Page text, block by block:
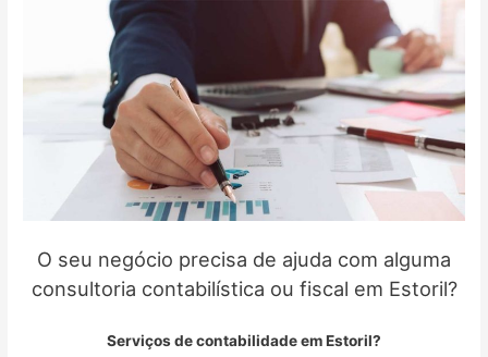
O seu negócio precisa de ajuda com alguma
consultoria contabilística ou fiscal em Estoril?
Serviços de contabilidade em Estoril?